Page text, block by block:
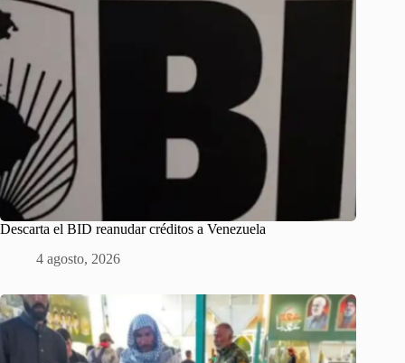
Descarta el BID reanudar créditos a Venezuela
4 agosto, 2026